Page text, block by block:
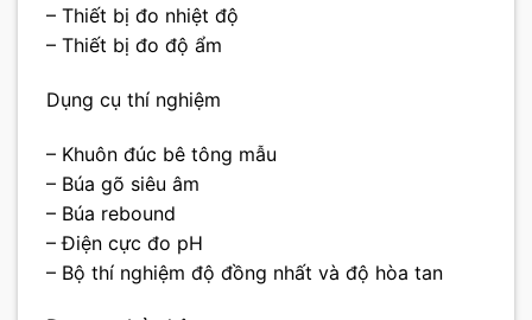
– Thiết bị đo nhiệt độ
– Thiết bị đo độ ẩm
Dụng cụ thí nghiệm
– Khuôn đúc bê tông mẫu
– Búa gõ siêu âm
– Búa rebound
– Điện cực đo pH
– Bộ thí nghiệm độ đồng nhất và độ hòa tan